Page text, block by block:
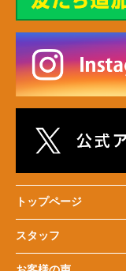
トップページ
スタッフ